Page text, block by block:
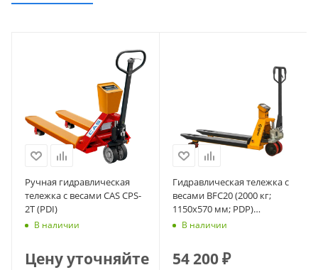
Ручная гидравлическая
тележка с весами CAS CPS-
2T (PDI)
В наличии
Цену уточняйте
Гидравлическая тележка с
весами BFC20 (2000 кг;
1150х570 мм; PDP)
СМАРТЛИФТ (SMARTLIFT)
В наличии
54 200₽